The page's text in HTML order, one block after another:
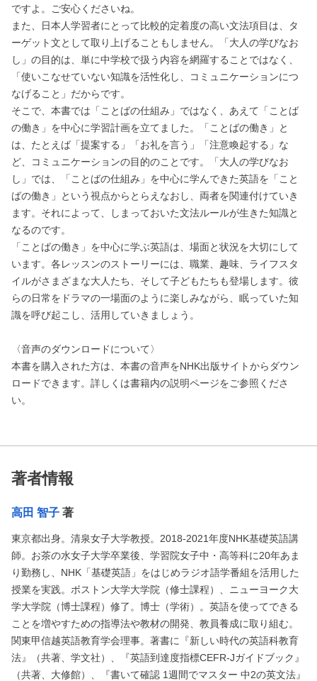
ですよ。ご安心くださいね。
また、日本人学習者にとって比較的定着度の高い文法項目は、タ
ーゲット文として取り上げることもしません。「大人の学びなお
し」の目的は、単に中学校で扱う内容を網羅することではなく、
「使いこなせていない知識を活性化し、コミュニケーションにつ
なげること」だからです。
そこで、本書では「ことばの仕組み」ではなく、あえて「ことば
の働き」を中心に学習計画を立てました。「ことばの働き」と
は、たとえば「提案する」「お礼を言う」「注意喚起する」な
ど、コミュニケーションの目的のことです。「大人の学びなお
し」では、「ことばの仕組み」を中心に学んできた英語を「こと
ばの働き」という視点からとらえなおし、両者を関連付けていき
ます。それによって、しまっておいた文法ルールが生きた知識と
なるのです。
「ことばの働き」を中心に学ぶ英語は、場面と状況を大切にして
います。各レッスンのストーリーには、職業、趣味、ライフスタ
イルがさまざまな大人たち、そして子どもたちも登場します。彼
らの日常をドラマの一場面のように楽しみながら、眠っていた知
識を呼び起こし、活用していきましょう。
〈音声のダウンロードについて〉
本書を購入された方は、本書の音声をNHK出版サイトからダウン
ロードできます。詳しくは書籍内の説明ページをご参照くださ
い。
著者情報
高田 智子 著
東京都出身。清泉女子大学教授。2018-2021年度NHK基礎英語講
師。お茶の水女子大学卒業後、学習院女子中・高等科に20年あま
り勤務し、NHK「基礎英語」をはじめラジオ語学番組を活用した
授業を実践。ボストン大学大学院（修士課程）、ニューヨーク大
学大学院（博士課程）修了。博士（学術）。英語を使ってできる
ことを増やすための指導法や教材の開発、教員養成に取り組む。
関東甲信越英語教育学会理事。著書に『新しい時代の英語科教育
法』（共著、学文社）、『英語到達度指標CEFR-Jガイドブック』
（共著、大修館）、『書いて確認 1週間でマスター 中2の英文法』